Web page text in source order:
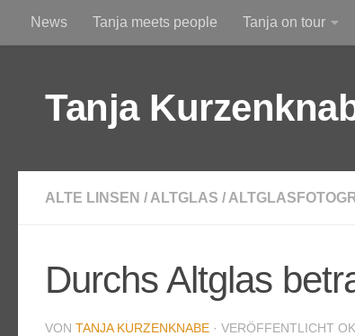
Zum Inhalt springen
News Tanja meets people Tanja on tour
Tanja
ALTE LINSEN / ALTGLAS /
Durchs Altglas
VON TANJA KURZENKNABE · VERÖFFENTLICHT